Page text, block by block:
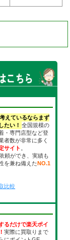
えているならまず
たい！ 全国規模の
・専門店型など登
者数が非常に多く
サイト
頼ができ、実績も
を兼ね備えたNO.1
比較
るだけで楽天ポイ
実際に買取りまで